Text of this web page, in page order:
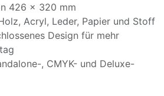
426 × 320 mm
Acryl, Leder, Papier und Stoff
Design für mehr
, CMYK- und Deluxe-